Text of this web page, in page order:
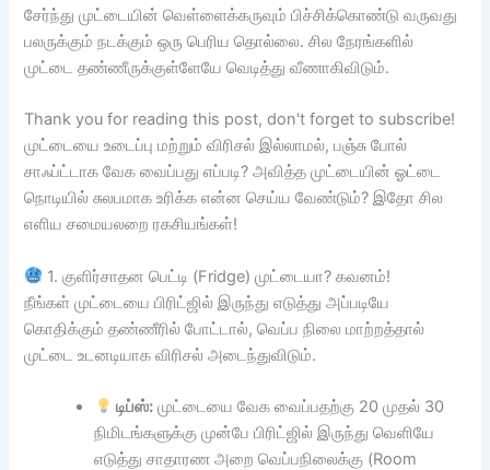
சேர்ந்து முட்டையின் வெள்ளைக்கருவும் பிச்சிக்கொண்டு வருவது
பலருக்கும் நடக்கும் ஒரு பெரிய தொல்லை. சில நேரங்களில்
முட்டை தண்ணீருக்குள்ளேயே வெடித்து வீணாகிவிடும்.
Thank you for reading this post, don't forget to subscribe!
முட்டையை உடைப்பு மற்றும் விரிசல் இல்லாமல், பஞ்சு போல்
சாஃப்ட்டாக வேக வைப்பது எப்படி? அவித்த முட்டையின் ஓட்டை
நொடியில் சுலபமாக உரிக்க என்ன செய்ய வேண்டும்? இதோ சில
எளிய சமையலறை ரகசியங்கள்!
1. குளிர்சாதன பெட்டி (Fridge) முட்டையா? கவனம்!
நீங்கள் முட்டையை பிரிட்ஜில் இருந்து எடுத்து அப்படியே
கொதிக்கும் தண்ணீரில் போட்டால், வெப்ப நிலை மாற்றத்தால்
முட்டை உடனடியாக விரிசல் அடைந்துவிடும்.
டிப்ஸ்:முட்டையை வேக வைப்பதற்கு 20 முதல் 30
நிமிடங்களுக்கு முன்பே பிரிட்ஜில் இருந்து வெளியே
எடுத்து சாதாரண அறை வெப்பநிலைக்கு (Room